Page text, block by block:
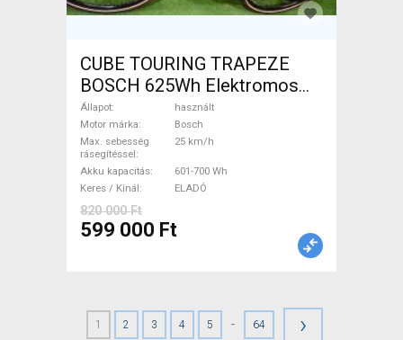
CUBE TOURING TRAPEZE
BOSCH 625Wh Elektromos
Trekking/cross 25 km/h
Bosch 601-700 Wh használt
ELADÓ
Állapot
használt
Motor márka
Bosch
Max. sebesség
rásegítéssel
25 km/h
Akku kapacitás
601-700 Wh
Keres / Kínál
ELADÓ
820 000 Ft
599 000 Ft
1 2 3 4 5 - 64 ›